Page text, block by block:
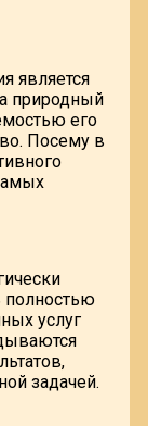
является
природный
его
Посему в
полностью
услуг
задачей.